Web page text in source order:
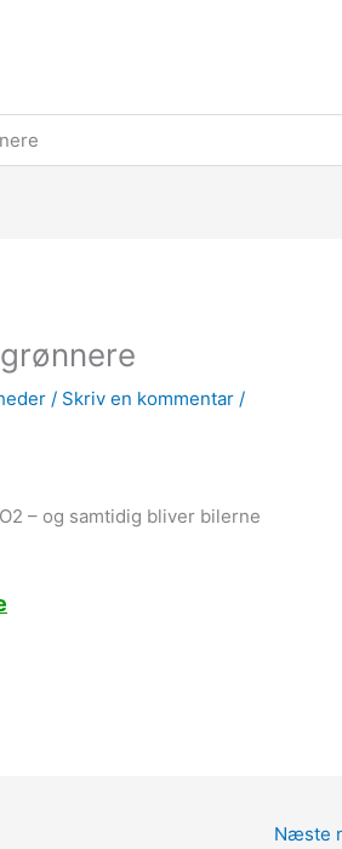
/ Skriv en kommentar /
– og samtidig bliver bilerne
Næste